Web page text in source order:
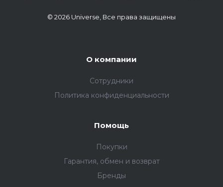
© 2026 Universe, Все права защищены
О компании
Сотрудники
Политика конфиденциальности
Помощь
Покупки
Гарантия, обмен и возврат
Бренды